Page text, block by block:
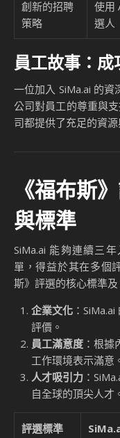
創新的招聘
策略
使用
選人
員工故事：成
一位加入 SiMa.ai 的
公司對員工的尊重與
司都提供了充足的資
《福布斯
與標準
SiMa.ai 能夠連續三
單，得益於其在多個
斯》評選的核心標準及
企業文化 ：
評價。
員工滿意度 ：根
工作環境表示滿意
人才吸引力 ：
自全球的頂尖人才
評選標準